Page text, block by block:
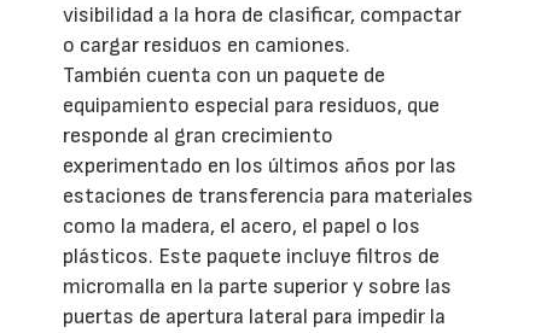
visibilidad a la hora de clasificar, compactar
o cargar residuos en camiones.
También cuenta con un paquete de
equipamiento especial para residuos, que
responde al gran crecimiento
experimentado en los últimos años por las
estaciones de transferencia para materiales
como la madera, el acero, el papel o los
plásticos. Este paquete incluye filtros de
micromalla en la parte superior y sobre las
puertas de apertura lateral para impedir la